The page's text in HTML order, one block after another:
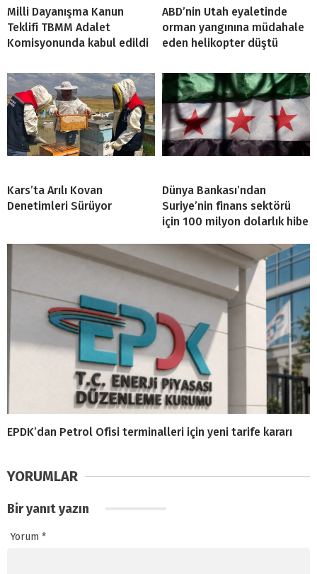
Milli Dayanışma Kanun
Teklifi TBMM Adalet
Komisyonunda kabul edildi
ABD’nin Utah eyaletinde
orman yangınına müdahale
eden helikopter düştü
Kars’ta Arılı Kovan
Denetimleri Sürüyor
Dünya Bankası’ndan
Suriye’nin finans sektörü
için 100 milyon dolarlık hibe
EPDK’dan Petrol Ofisi terminalleri için yeni tarife kararı
YORUMLAR
Bir yanıt yazın
Yorum *